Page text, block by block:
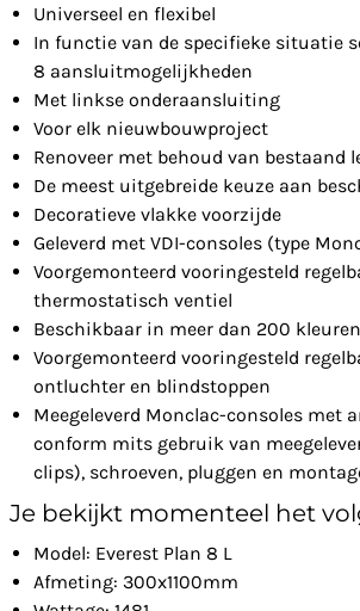
Universeel en flexibel
In functie van de specifieke situatie
8 aansluitmogelijkheden
Met linkse onderaansluiting
Voor elk nieuwbouwproject
Renoveer met behoud van bestaand
De meest uitgebreide keuze aan
Decoratieve vlakke voorzijde
Geleverd met VDI-consoles (type
Voorgemonteerd vooringesteld
thermostatisch ventiel
Beschikbaar in meer dan 200 kleuren
Voorgemonteerd vooringesteld
ontluchter en blindstoppen
Meegeleverd Monclac-consoles met
conform mits gebruik van
clips), schroeven, pluggen en
Je bekijkt momenteel het
Model: Everest Plan 8 L
Afmeting: 300x1100mm